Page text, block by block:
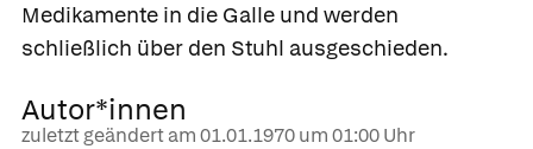
Medikamente in die Galle und werden
schließlich über den Stuhl ausgeschieden.
Autor*innen
zuletzt geändert am01.01.1970um 01:00 Uhr